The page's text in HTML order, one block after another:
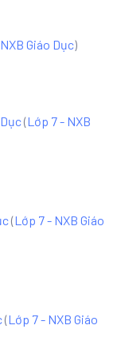
Giáo Dục)
(Lớp 7 - NXB
(Lớp 7 - NXB Giáo
(Lớp 7 - NXB Giáo